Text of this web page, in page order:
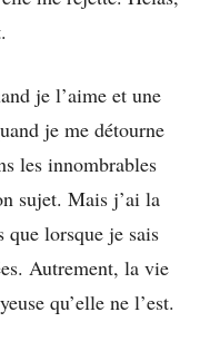
je l’aime et une
je me détourne
les innombrables
sujet. Mais j’ai la
que lorsque je sais
Autrement, la vie
qu’elle ne l’est.